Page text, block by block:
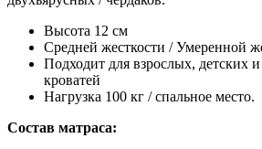
Высота 12 см
Средней жесткости / Умеренной
Подходит для взрослых, детских
кроватей
Нагрузка 100 кг / спальное место.
Состав матраса: